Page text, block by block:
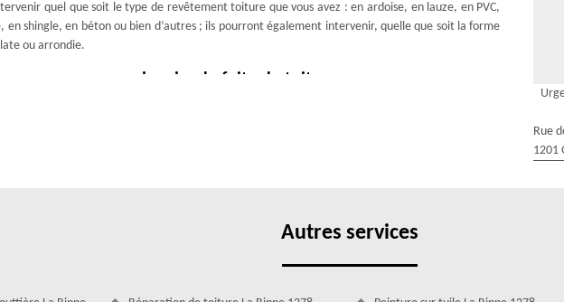
quel que soit le type de revêtement toiture que vous avez : en ardoise, en lauze, en PVC,
en shingle, en béton ou bien d’autres ; ils pourront également intervenir, quelle que soit la forme
ou arrondie.
pour une recherche de fuite de toiture
Rue
1201
Autres services